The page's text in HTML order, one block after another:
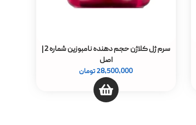
سرم ژل کلاژن حجم دهنده نامبوزین شماره 2 |
اصل
28,500,000تومان